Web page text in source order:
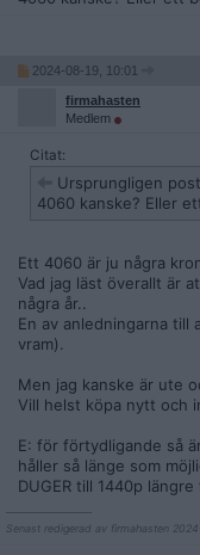
2024-08-19, 10:01
firmahasten
Medlem
Citat:
Ursprungligen
4060 kanske? Eller
Ett 4060 är ju några
Vad jag läst överallt är
några år..
En av anledningarna till
vram).
Men jag kanske är ute
Vill helst köpa nytt och
E: för förtydligande så
håller så länge som
DUGER till 1440p längre
Senast redigerad av firmahasten